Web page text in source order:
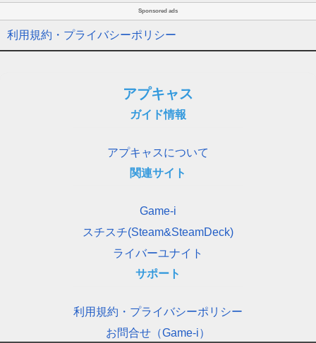
Sponsored ads
利用規約・プライバシーポリシー
アプキャス
ガイド情報
アプキャスについて
関連サイト
Game-i
スチスチ(Steam&SteamDeck)
ライバーユナイト
サポート
利用規約・プライバシーポリシー
お問合せ（Game-i）